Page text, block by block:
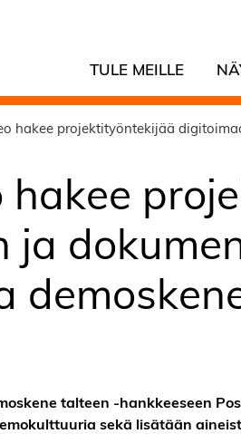
TULE MEILLE
hakee projektityöntekijää
hakee
ja
talteen -hankkeeseen
sekä lisätään